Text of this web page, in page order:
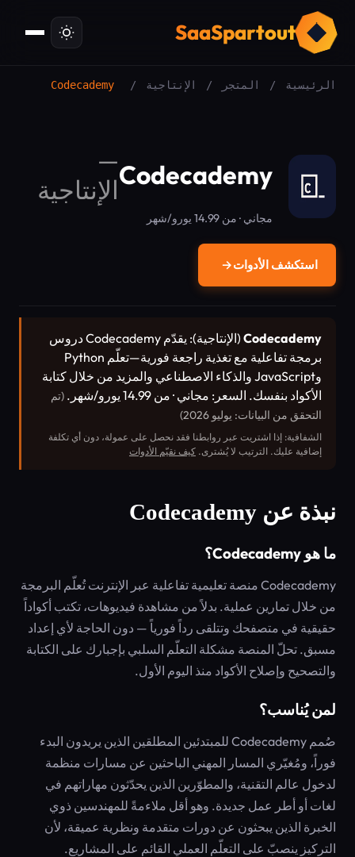
SaaSpartout
الرئيسية / المتجر / الإنتاجية /
Codecademy
Codecademy
—
الإنتاجية
مجاني · من 14.99 يورو/شهر
استكشف الأدوات→
Codecademy
(الإنتاجية): يقدّم Codecademy دروس
برمجة تفاعلية مع تغذية راجعة فورية—تعلّم Python
وJavaScript والذكاء الاصطناعي والمزيد من خلال كتابة
الأكواد بنفسك. السعر: مجاني · من 14.99 يورو/شهر.
(تم
التحقق من البيانات: يوليو 2026)
الشفافية: إذا اشتريت عبر روابطنا فقد نحصل على عمولة، دون أي تكلفة
إضافية عليك. الترتيب لا يُشترى. كيف نقيّم الأدوات
نبذة عن Codecademy
ما هو Codecademy؟
Codecademy منصة تعليمية تفاعلية عبر الإنترنت تُعلّم البرمجة
من خلال تمارين عملية. بدلاً من مشاهدة فيديوهات، تكتب أكواداً
حقيقية في متصفحك وتتلقى رداً فورياً — دون الحاجة لأي إعداد
مسبق. تحلّ المنصة مشكلة التعلّم السلبي بإجبارك على الكتابة
والتصحيح وإصلاح الأكواد منذ اليوم الأول.
لمن يُناسب؟
صُمم Codecademy للمبتدئين المطلقين الذين يريدون البدء
فوراً، ومُغيّري المسار المهني الباحثين عن مسارات منظمة
لدخول عالم التقنية، والمطوّرين الذين يحدّثون مهاراتهم في
لغات أو أطر عمل جديدة. وهو أقل ملاءمةً للمهندسين ذوي
الخبرة الذين يبحثون عن دورات متقدمة ونظرية عميقة، لأن
التركيز ينصبّ على التعلّم العملي القائم على المشاريع.